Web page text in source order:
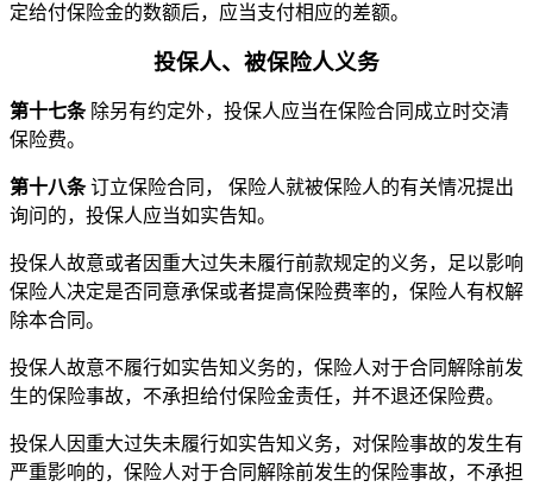
定给付保险金的数额后，应当支付相应的差额。
投保人、被保险人义务
第十七条除另有约定外，投保人应当在保险合同成立时交清
保险费。
第十八条订立保险合同， 保险人就被保险人的有关情况提出
询问的，投保人应当如实告知。
投保人故意或者因重大过失未履行前款规定的义务，足以影响
保险人决定是否同意承保或者提高保险费率的，保险人有权解
除本合同。
投保人故意不履行如实告知义务的，保险人对于合同解除前发
生的保险事故，不承担给付保险金责任，并不退还保险费。
投保人因重大过失未履行如实告知义务，对保险事故的发生有
严重影响的，保险人对于合同解除前发生的保险事故，不承担